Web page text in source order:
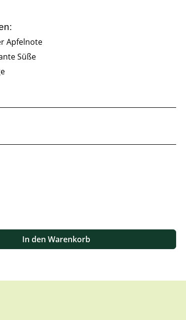
Apfelnote
Süße
die Schaltflächen um die Anzahl zu erhöhen oder
In den Warenkorb